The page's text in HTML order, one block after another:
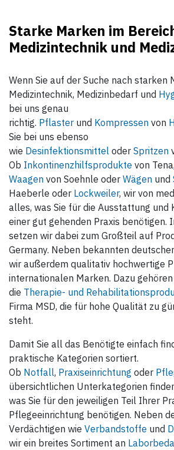
Starke Marken im
Medizintechnik und
Wenn Sie auf der Suche nach starken
Medizintechnik, Medizinbedarf und
bei uns genau
richtig. Pflaster und Kompressen von
Sie bei uns ebenso
wie Desinfektionsmittel oder Spritzen
Ob Inkontinenzhilfsprodukte von Tena,
Waagen von Soehnle oder Wägen und
Haeberle oder Lockweiler, wir von
alles, was Sie für die Ausstattung und
einer gut gehenden Praxis benötigen.
setzen wir dabei zum Großteil auf
Germany. Neben bekannten
wir außerdem qualitativ hochwertige
internationalen Marken. Dazu
die Therapie- und
Firma MSD, die für hohe Qualität zu
steht.
Damit Sie all das Benötigte einfach
praktische Kategorien sortiert.
Ob Notfall, Praxiseinrichtung oder
übersichtlichen Unterkategorien
was Sie für den jeweiligen Teil Ihrer
Pflegeeinrichtung benötigen. Neben
Verdächtigen wie Verbandstoffe und
wir ein breites Sortiment an